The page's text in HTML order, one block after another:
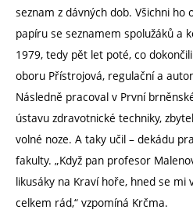
seznam z dávných dob. Všichni ho
papíru se seznamem spolužáků a
1979, tedy pět let poté, co
oboru Přístrojová, regulační a
Následně pracoval v První
ústavu zdravotnické techniky,
volné noze. A taky učil – dekádu
fakulty. „Když pan profesor
likusáky na Kraví hoře, hned se mi
celkem rád,“ vzpomíná Krčma.